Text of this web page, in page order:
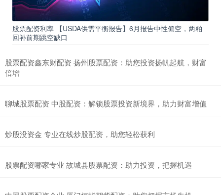
股票配资利率 【USDA供需平衡报告】6月报告中性偏空，两粕
回补前期跳空缺口
股票配资鑫东财配资 扬州股票配资：助您投资扬帆起航，财富
倍增
聊城股票配资 中股配资：解锁股票投资新境界，助力财富增值
炒股没资金 专业在线炒股配资，助您轻松获利
股票配资哪家专业 故城县股票配资：助力投资，把握机遇